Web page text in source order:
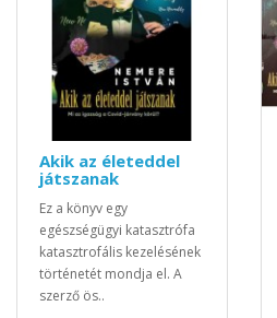
Akik az életeddel
játszanak
Ez a könyv egy
egészségügyi katasztrófa
katasztrofális kezelésének
történetét mondja el. A
szerző ös..